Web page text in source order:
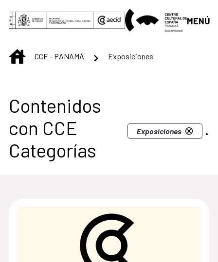
Saltar al contenido principal
MENÚ
INICIOCCE - PANAMÁ Exposiciones
Centro Cultural de
Contenidos
con CCE
Categorías
Exposiciones .